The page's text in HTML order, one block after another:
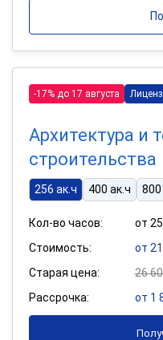
-17% до 17 августа
Архитектура и
строительства
256 ак.ч 400 ак.ч 800
Кол-во часов:
от
Стоимость:
от
Старая цена:
26
Рассрочка:
от 1